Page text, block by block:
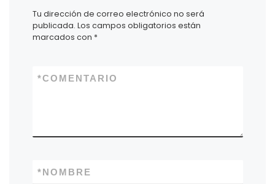
Tu dirección de correo electrónico no será
publicada. Los campos obligatorios están
marcados con *
COMENTARIO
*
NOMBRE
*